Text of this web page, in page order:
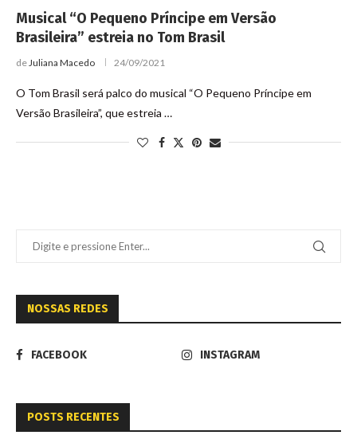
Musical “O Pequeno Príncipe em Versão
Brasileira” estreia no Tom Brasil
deJuliana Macedo 24/09/2021
O Tom Brasil será palco do musical “O Pequeno Príncipe em
Versão Brasileira”, que estreia …
NOSSAS REDES
FACEBOOK INSTAGRAM
POSTS RECENTES